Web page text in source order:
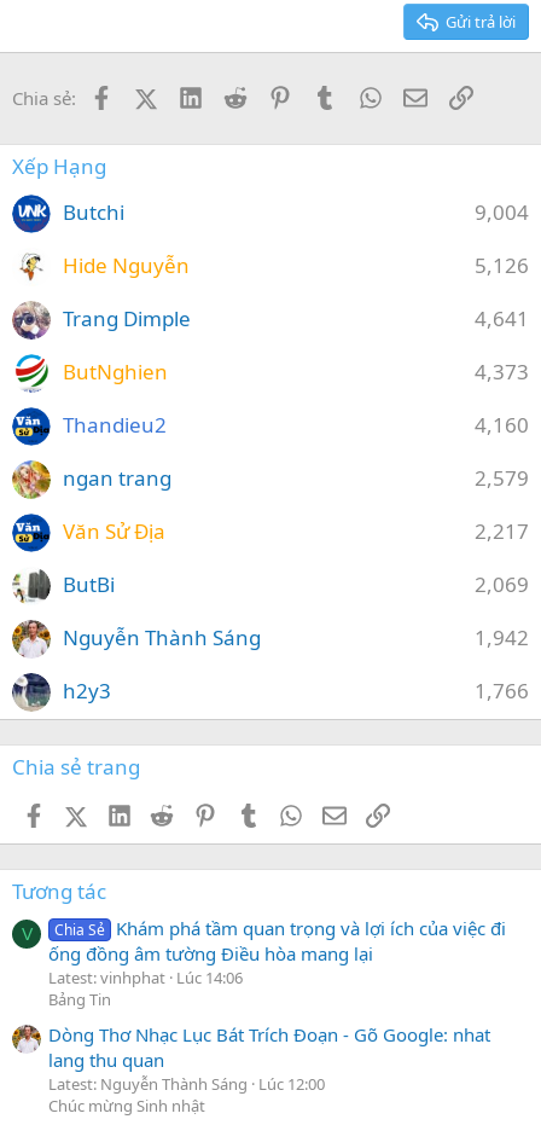
Gửi trả lời
Chia sẻ: FacebookX (Twitter)
LinkedInReddit PinterestTumblrWhatsApp
EmailLink
Xếp Hạng
9,004
Butchi
5,126
Hide Nguyễn
4,641
Trang Dimple
4,373
ButNghien
4,160
Thandieu2
2,579
ngan trang
2,217
Văn Sử Địa
2,069
ButBi
1,942
Nguyễn Thành Sáng
1,766
h2y3
Chia sẻ trang
FacebookX (Twitter)
LinkedIn
Reddit PinterestTumblr WhatsApp
EmailLink
Tương tác
V Chia Sẻ Khám phá tầm quan trọng và lợi ích của việc đi
ống đồng âm tường Điều hòa mang lại
Latest: vinhphat Lúc 14:06
Bảng Tin
Dòng Thơ Nhạc Lục Bát Trích Đoạn - Gõ Google: nhat
lang thu quan
Latest: Nguyễn Thành Sáng
Lúc 12:00
Chúc mừng Sinh nhật